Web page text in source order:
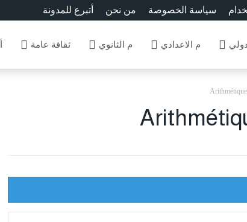
أتبرع للمدونة من نحن سياسة الخصوصة
دولي م الاعدادي م الثانوي ثقافة عامة